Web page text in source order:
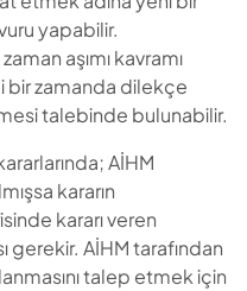
yapabilir.
aşımı kavramı
bir zamanda dilekçe
talebinde bulunabilir.
AİHM
kararın
kararı veren
gerekir. AİHM tarafından
talep etmek için